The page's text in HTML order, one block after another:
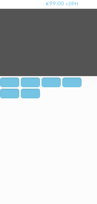
€99.00 s DPH